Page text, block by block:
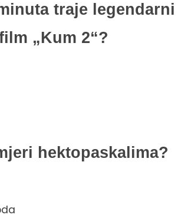
traje legendarni
„Kum 2“?
hektopaskalima?